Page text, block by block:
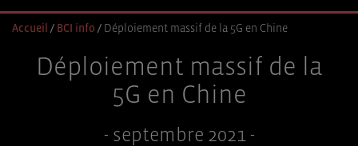
Accueil / BCI info / Déploiement massif de la 5G en Chine
Déploiement massif de la
5G en Chine
- septembre 2021 -